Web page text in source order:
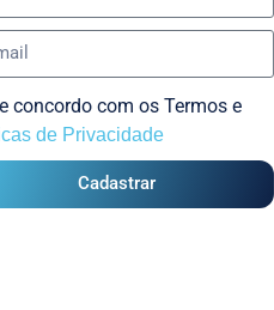
concordo com os Termos e
de Privacidade
Cadastrar